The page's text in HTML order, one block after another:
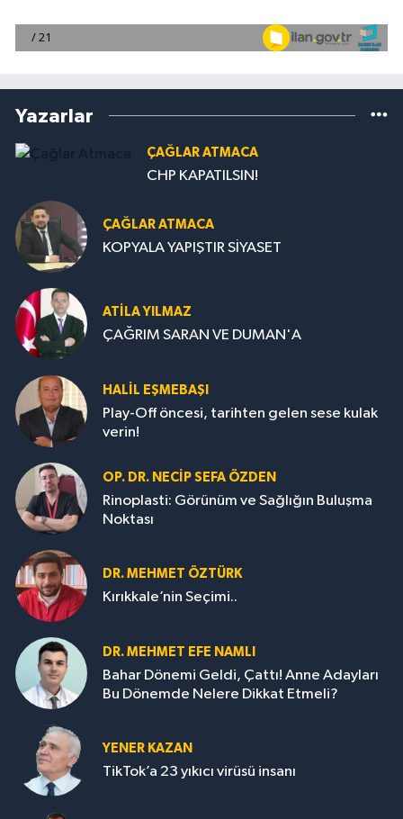
Yazarlar
ÇAĞLAR ATMACA
CHP KAPATILSIN!
ÇAĞLAR ATMACA
KOPYALA YAPIŞTIR SİYASET
ATILA YILMAZ
ÇAĞRIM SARAN VE DUMAN'A
HALIL EŞMEBAŞI
Play-Off öncesi, tarihten gelen sese kulak
verin!
OP. DR. NECIP SEFA ÖZDEN
Rinoplasti: Görünüm ve Sağlığın Buluşma
Noktası
DR. MEHMET ÖZTÜRK
Kırıkkale’nin Seçimi..
DR. MEHMET EFE NAMLI
Bahar Dönemi Geldi, Çattı! Anne Adayları
Bu Dönemde Nelere Dikkat Etmeli?
YENER KAZAN
TikTok’a 23 yıkıcı virüsü insanı